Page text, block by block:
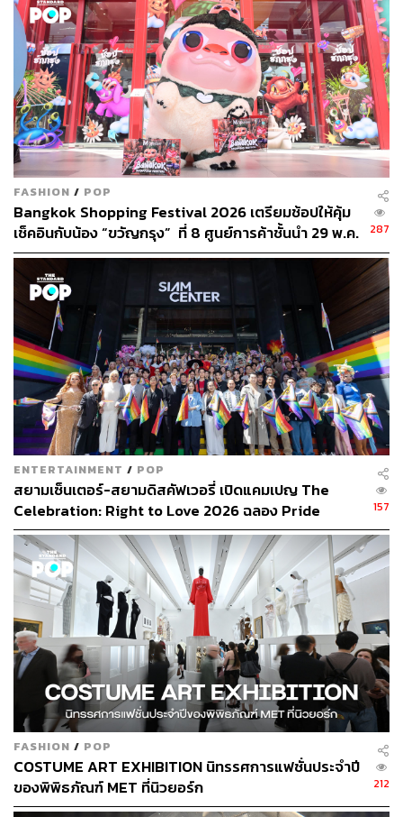
ภาพ: Central: The Original Store
TAGS: ศิลปะ นิทรรศการ
pop culture
Central: The Original Store
ตะวัน วัตุยา 1973
72
ABOUT THE AUTHOR
ศิรภัสสร ขาวตระกูล
อดีตนักศึกษาฝึกงาน The STANDARD POP ผู้
ซึ่งมีมัทฉะ และการชงชาญี่ปุ่นเป็นสิ่งขับ
เคลื่อน
FASHION / POP
Bangkok Shopping Festival 2026 เตรียมช้อปให้คุ้ม
เช็คอินกับน้อง “ขวัญกรุง” ที่ 8 ศูนย์การค้าชั้นนำ 29 พ.ค.
– 26 ก.ค.
287
ENTERTAINMENT / POP
สยามเซ็นเตอร์-สยามดิสคัฟเวอรี่ เปิดแคมเปญ The
Celebration: Right to Love 2026 ฉลอง Pride
Month ใจกลางสยาม [PR News]
157
FASHION / POP
COSTUME ART EXHIBITION นิทรรศการแฟชั่นประจำปี
ของพิพิธภัณฑ์ MET ที่นิวยอร์ก
212